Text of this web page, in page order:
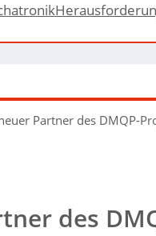
Partner des DMQP-
des